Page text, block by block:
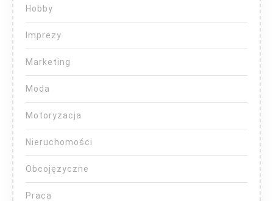
Hobby
Imprezy
Marketing
Moda
Motoryzacja
Nieruchomości
Obcojęzyczne
Praca